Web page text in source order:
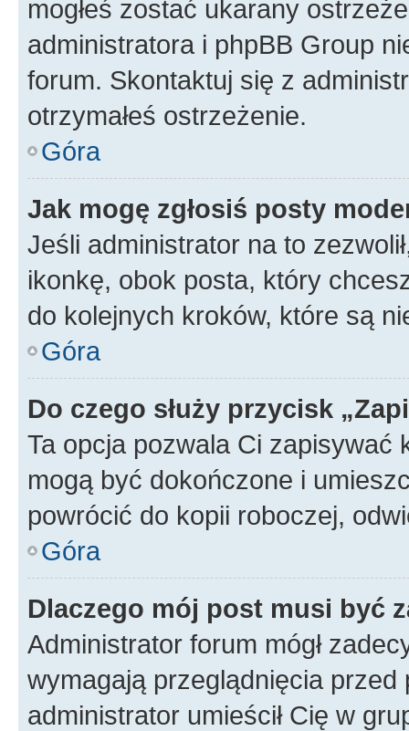
mogłeś zostać ukarany
administratora i phpBB Group
forum. Skontaktuj się z
otrzymałeś ostrzeżenie.
Góra
Jak mogę zgłosiś posty
Jeśli administrator na to
ikonkę, obok posta, który
do kolejnych kroków, które są
Góra
Do czego służy przycisk
Ta opcja pozwala Ci zapisywać
mogą być dokończone i
powrócić do kopii roboczej,
Góra
Dlaczego mój post musi być
Administrator forum mógł
wymagają przeglądnięcia
administrator umieścił Cię w